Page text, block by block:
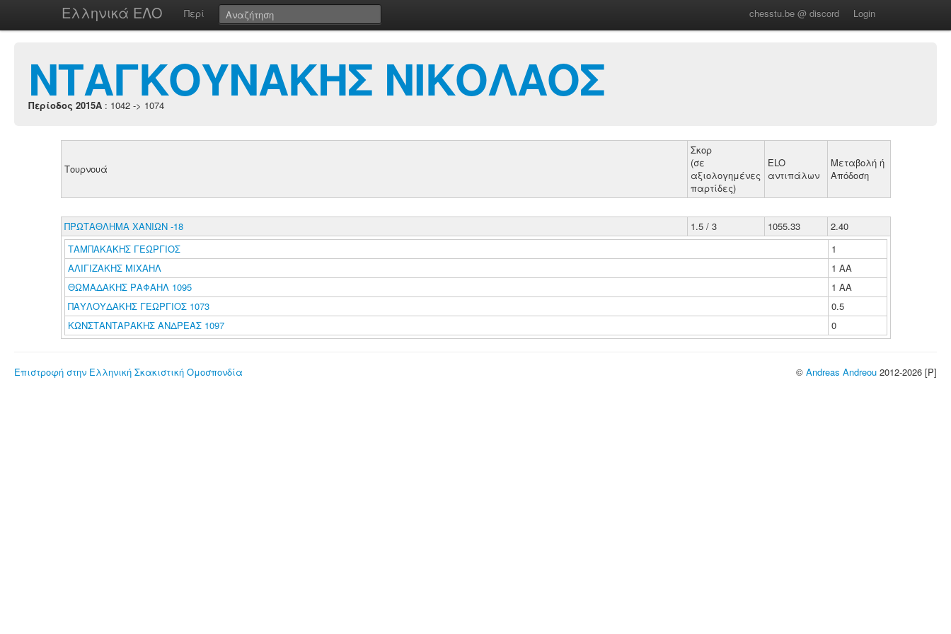
Ελληνικά ΕΛΟ Περί chesstu.be @ discord Login
ΝΤΑΓΚΟΥΝΑΚΗΣ ΝΙΚΟΛΑΟΣ
Περίοδος 2015A : 1042 -> 1074
Τουρνουά
Σκορ
(σε
αξιολογημένες
παρτίδες)
ELO
αντιπάλων
Μεταβολή ή
Απόδοση
ΠΡΩΤΑΘΛΗΜΑ ΧΑΝΙΩΝ -18 1.5 / 3 1055.33
2.40
ΤΑΜΠΑΚΑΚΗΣ ΓΕΩΡΓΙΟΣ
1
ΑΛΙΓΙΖΑΚΗΣ ΜΙΧΑΗΛ
1 ΑΑ
ΘΩΜΑΔΑΚΗΣ ΡΑΦΑΗΛ 1095
1 ΑΑ
ΠΑΥΛΟΥΔΑΚΗΣ ΓΕΩΡΓΙΟΣ 1073
0.5
ΚΩΝΣΤΑΝΤΑΡΑΚΗΣ ΑΝΔΡΕΑΣ 1097
0
Επιστροφή στην Ελληνική Σκακιστική Ομοσπονδία © Andreas Andreou 2012-2026 [P]